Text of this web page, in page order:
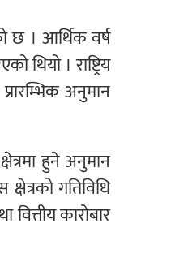
छ । आर्थिक वर्ष
थियो । राष्ट्रिय
अनुमान
हुने अनुमान
गतिविधि
कारोबार